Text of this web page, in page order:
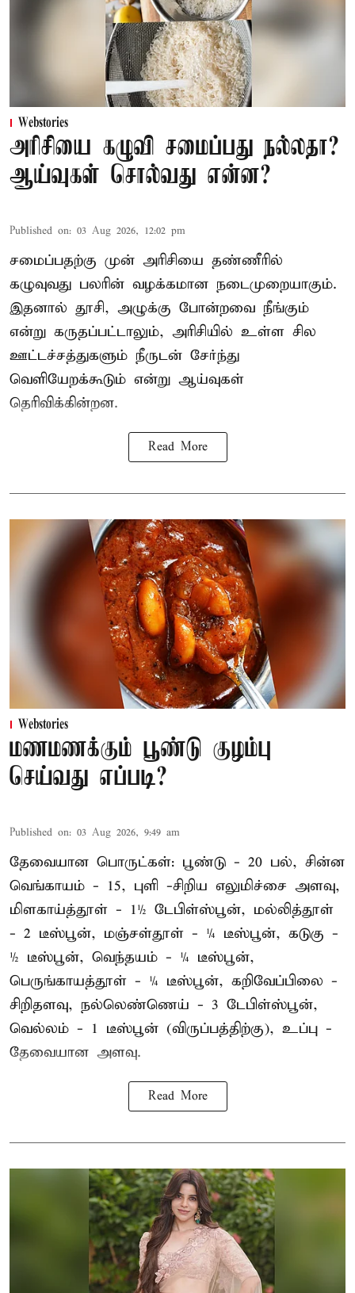
Webstories
அரிசியை கழுவி சமைப்பது நல்லதா?
ஆய்வுகள் சொல்வது என்ன?
Published on: 03 Aug 2026, 12:02 pm
சமைப்பதற்கு முன் அரிசியை தண்ணீரில்
கழுவுவது பலரின் வழக்கமான நடைமுறையாகும்.
இதனால் தூசி, அழுக்கு போன்றவை நீங்கும்
என்று கருதப்பட்டாலும், அரிசியில் உள்ள சில
ஊட்டச்சத்துகளும் நீருடன் சேர்ந்து
வெளியேறக்கூடும் என்று ஆய்வுகள்
தெரிவிக்கின்றன.
Read More
Webstories
மணமணக்கும் பூண்டு குழம்பு
செய்வது எப்படி?
Published on: 03 Aug 2026, 9:49 am
தேவையான பொருட்கள்: பூண்டு - 20 பல், சின்ன
வெங்காயம் - 15, புளி -சிறிய எலுமிச்சை அளவு,
மிளகாய்த்தூள் - 1½ டேபிள்ஸ்பூன், மல்லித்தூள்
- 2 டீஸ்பூன், மஞ்சள்தூள் - ¼ டீஸ்பூன், கடுகு -
½ டீஸ்பூன், வெந்தயம் - ¼ டீஸ்பூன்,
பெருங்காயத்தூள் - ¼ டீஸ்பூன், கறிவேப்பிலை -
சிறிதளவு, நல்லெண்ணெய் - 3 டேபிள்ஸ்பூன்,
வெல்லம் - 1 டீஸ்பூன் (விருப்பத்திற்கு), உப்பு -
தேவையான அளவு.
Read More